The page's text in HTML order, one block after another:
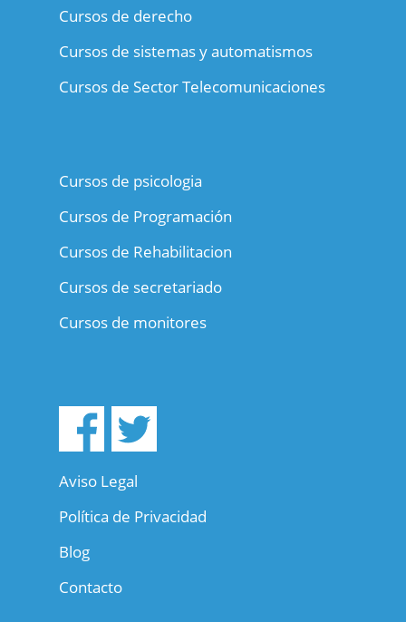
Cursos de derecho
Cursos de sistemas y automatismos
Cursos de Sector Telecomunicaciones
Cursos de psicologia
Cursos de Programación
Cursos de Rehabilitacion
Cursos de secretariado
Cursos de monitores
Aviso Legal
Política de Privacidad
Blog
Contacto